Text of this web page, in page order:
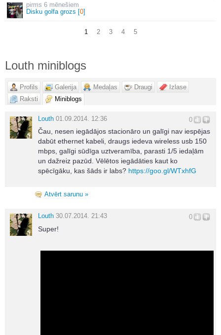
6 mēnešiem
Disku golfa grozs [0]
1 2 3 4 5
Louth miniblogs
Profils Galerija Medaļas Draugi
Izlase
Raksti
Miniblogs
0
Louth 01.09.2014. 12:36
Čau, nesen iegādājos stacionāro un galīgi nav iespējas
dabūt ethernet kabeli, draugs iedeva wireless usb 150
mbps, galīgi sūdīga uztveramība, parasti 1/5 iedaļām
un dažreiz pazūd. Vēlētos iegādāties kaut ko
spēcīgāku, kas šāds ir labs? https://goo.gl/WTxhfG
Atvērt sarunu »
0
Louth 30.07.2014. 21:43
Super!